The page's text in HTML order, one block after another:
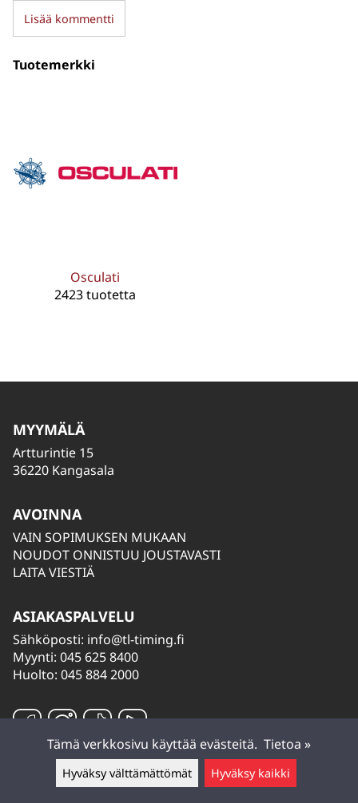
Jätä viesti ▲
Lisää kommentti
Tuotemerkki
Osculati
2423 tuotetta
MYYMÄLÄ
Artturintie 15
36220 Kangasala
AVOINNA
VAIN SOPIMUKSEN MUKAAN
NOUDOT ONNISTUU JOUSTAVASTI
LAITA VIESTIÄ
ASIAKASPALVELU
Sähköposti: info@tl-timing.fi
Myynti: 045 625 8400
Huolto: 045 884 2000
Tämä verkkosivu käyttää evästeitä. Tietoa »
Hyväksy välttämättömät Hyväksy kaikki